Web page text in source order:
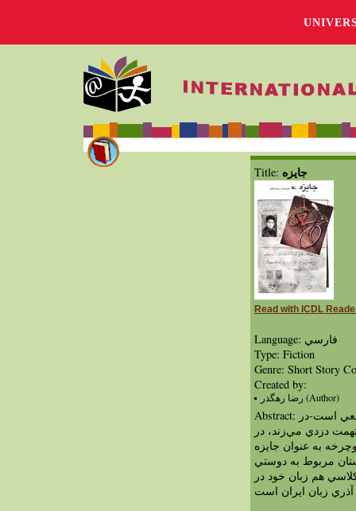
Title: جايزه
Read with ICDL
Language: فارسي
Type: Fiction
Genre: Short Story
Created by:
رضا رهگذر (Author)
Abstract: جايزه مجموعه سه داستان كوتاه واقعي است-در
دزدي مي‌زند، در
به عنوان جايزه
مربوط به دوستي
هم زبان خود در
زبان ايران است